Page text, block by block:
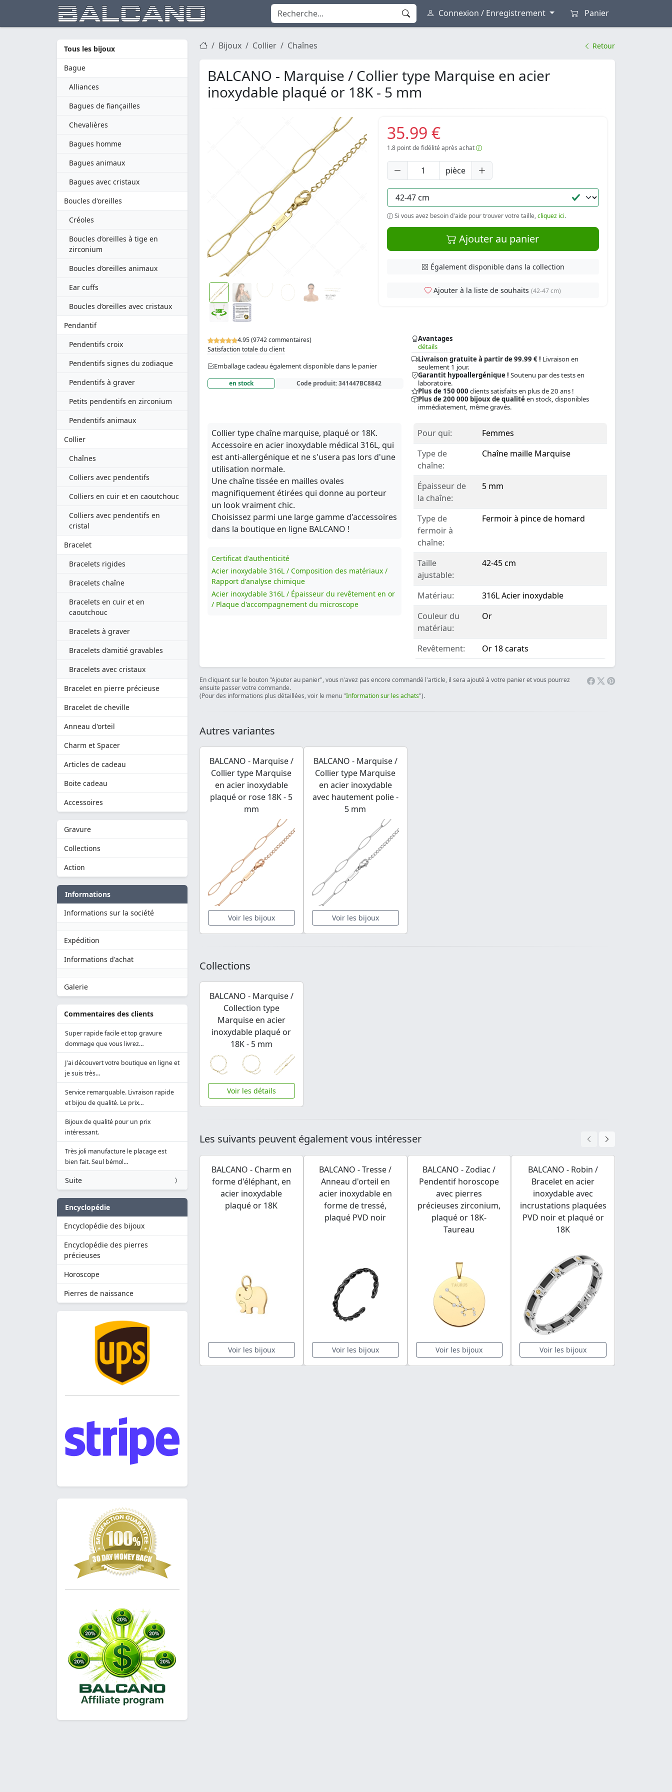
Connexion / Enregistrement Panier
Tous les bijoux
Bague
Alliances
Bagues de fiançailles
Chevalières
Bagues homme
Bagues animaux
Bagues avec cristaux
Boucles d'oreilles
Créoles
Boucles d’oreilles à tige en
zirconium
Boucles d’oreilles animaux
Ear cuffs
Boucles d’oreilles avec cristaux
Pendantif
Pendentifs croix
Pendentifs signes du zodiaque
Pendentifs à graver
Petits pendentifs en zirconium
Pendentifs animaux
Collier
Chaînes
Colliers avec pendentifs
Colliers en cuir et en caoutchouc
Colliers avec pendentifs en
cristal
Bracelet
Bracelets rigides
Bracelets chaîne
Bracelets en cuir et en
caoutchouc
Bracelets à graver
Bracelets d’amitié gravables
Bracelets avec cristaux
Bracelet en pierre précieuse
Bracelet de cheville
Anneau d'orteil
Charm et Spacer
Articles de cadeau
Boite cadeau
Accessoires
Gravure
Collections
Action
Informations
Informations sur la société
Expédition
Informations d'achat
Galerie
Commentaires des clients
Super rapide facile et top gravure
dommage que vous livrez…
J'ai découvert votre boutique en ligne et
je suis très…
Service remarquable. Livraison rapide
et bijou de qualité. Le prix…
Bijoux de qualité pour un prix
intéressant.
Très joli manufacture le placage est
bien fait. Seul bémol…
Suite
Encyclopédie
Encyclopédie des bijoux
Encyclopédie des pierres
précieuses
Horoscope
Pierres de naissance
Bijoux Collier Chaînes Retour
BALCANO - Marquise / Collier type Marquise en acier
inoxydable plaqué or 18K - 5 mm
4.95 (9742 commentaires)
Satisfaction totale du client
Emballage cadeau également disponible dans le panier
en stock Code produit:341447BC8842
Avantages
détails
Livraison gratuite à partir de 99.99 € ! Livraison en
seulement 1 jour.
Garantit hypoallergénique ! Soutenu par des tests en
laboratoire.
Plus de 150 000 clients satisfaits en plus de 20 ans !
Plus de 200 000 bijoux de qualitéen stock, disponibles
immédiatement, même gravés.
35.99 €
1.8point de fidélité après achat
pièce
Si vous avez besoin d'aide pour trouver votre taille,cliquez ici.
Ajouter au panier
Également disponible dans la collection
Ajouter à la liste de souhaits(42-47 cm)
Collier type chaîne marquise, plaqué or 18K.
Accessoire en acier inoxydable médical 316L, qui
est anti-allergénique et ne s'usera pas lors d'une
utilisation normale.
Une chaîne tissée en mailles ovales
magnifiquement étirées qui donne au porteur
un look vraiment chic.
Choisissez parmi une large gamme d'accessoires
dans la boutique en ligne BALCANO !
Certificat d'authenticité
Acier inoxydable 316L / Composition des matériaux /
Rapport d'analyse chimique
Acier inoxydable 316L / Épaisseur du revêtement en or
/ Plaque d'accompagnement du microscope
Pour qui:
Femmes
Type de
chaîne:
Chaîne maille Marquise
Épaisseur de
la chaîne:
5 mm
Type de
fermoir à
chaîne:
Fermoir à pince de homard
Taille
ajustable:
42-45 cm
Matériau:
316L Acier inoxydable
Couleur du
matériau:
Or
Revêtement: Or 18 carats
En cliquant sur le bouton "Ajouter au panier", vous n'avez pas encore commandé l'article, il sera ajouté à votre panier et vous pourrez
ensuite passer votre commande.
(Pour des informations plus détaillées, voir le menu "Information sur les achats").
Autres variantes
BALCANO - Marquise /
Collier type Marquise
en acier inoxydable
plaqué or rose 18K - 5
mm
Voir les bijoux
BALCANO - Marquise /
Collier type Marquise
en acier inoxydable
avec hautement polie -
5 mm
Voir les bijoux
Collections
BALCANO - Marquise /
Collection type
Marquise en acier
inoxydable plaqué or
18K - 5 mm
Voir les détails
Les suivants peuvent également vous intéresser
BALCANO - Charm en
forme d'éléphant, en
acier inoxydable
plaqué or 18K
Voir les bijoux
BALCANO - Tresse /
Anneau d'orteil en
acier inoxydable en
forme de tressé,
plaqué PVD noir
Voir les bijoux
BALCANO - Zodiac /
Pendentif horoscope
avec pierres
précieuses zirconium,
plaqué or 18K-
Taureau
Voir les bijoux
BALCANO - Robin /
Bracelet en acier
inoxydable avec
incrustations plaquées
PVD noir et plaqué or
18K
Voir les bijoux